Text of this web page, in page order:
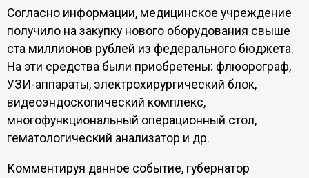
Согласно информации, медицинское учреждение
получило на закупку нового оборудования свыше
ста миллионов рублей из федерального бюджета.
На эти средства были приобретены: флюорограф,
УЗИ-аппараты, электрохирургический блок,
видеоэндоскопический комплекс,
многофункциональный операционный стол,
гематологический анализатор и др.
Комментируя данное событие, губернатор